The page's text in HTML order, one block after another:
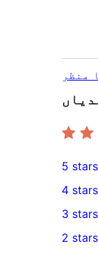
منظر
4
5-
star
reviews
5 stars
4-
star
4 stars
1
3-
3 stars
2 stars